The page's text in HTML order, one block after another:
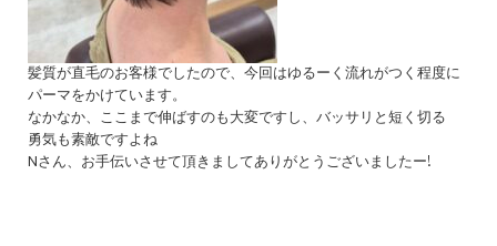
髪質が直毛のお客様でしたので、今回はゆるーく流れがつく程度に
パーマをかけています。
なかなか、ここまで伸ばすのも大変ですし、バッサリと短く切る
勇気も素敵ですよね
Nさん、お手伝いさせて頂きましてありがとうございましたー!